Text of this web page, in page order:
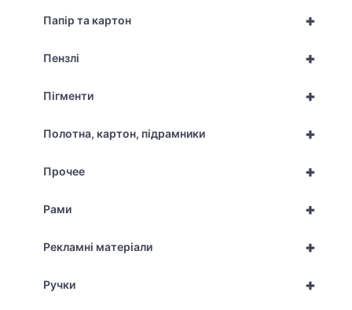
+
Папір та картон
+
Пензлі
+
Пігменти
+
Полотна, картон, підрамники
+
Прочее
+
Рами
+
Рекламні матеріали
+
Ручки